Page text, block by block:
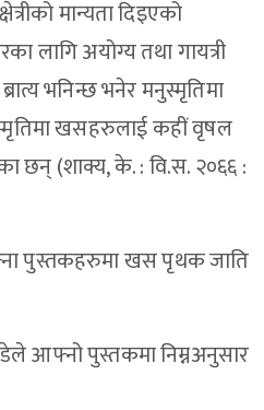
मान्यता दिइएको
लागि अयोग्य तथा गायत्री
भनिन्छ भनेर मनुस्मृतिमा
खसहरुलाई कहीं वृषल
छन् (शाक्य, के. : वि.स. २०६६ :
पुस्तकहरुमा खस पृथक जाति
आफ्नो पुस्तकमा निम्नअनुसार